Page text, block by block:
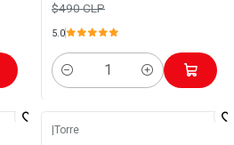
$490 CLP
5.0
Cantidad
|Torre